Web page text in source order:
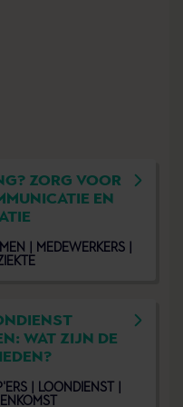
ZORG VOOR
EN
|
MEDEWERKERS |
WAT ZIJN DE
|
LOONDIENST |